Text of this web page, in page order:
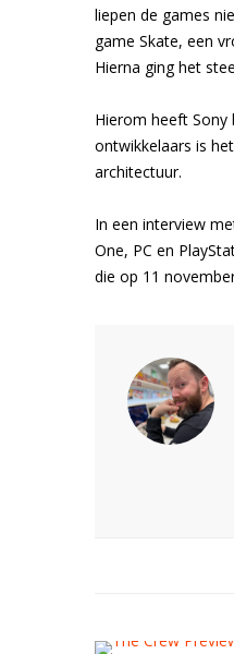
liepen de games
game Skate, een
Hierna ging het
Hierom heeft Sony
ontwikkelaars is
architectuur.
In een interview
One, PC en
die op 11